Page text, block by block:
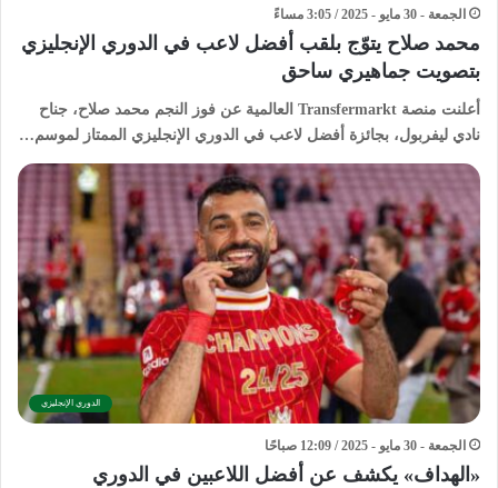
الجمعة - 30 مايو - 2025 / 3:05 مساءً
محمد صلاح يتوّج بلقب أفضل لاعب في الدوري الإنجليزي
بتصويت جماهيري ساحق
أعلنت منصة Transfermarkt العالمية عن فوز النجم محمد صلاح، جناح
نادي ليفربول، بجائزة أفضل لاعب في الدوري الإنجليزي الممتاز لموسم…
الدوري الإنجليزي
الجمعة - 30 مايو - 2025 / 12:09 صباحًا
«الهداف» يكشف عن أفضل اللاعبين في الدوري